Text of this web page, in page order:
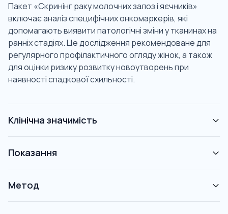
Пакет «Скринінг раку молочних залоз і яєчників»
включає аналіз специфічних онкомаркерів, які
допомагають виявити патологічні зміни у тканинах на
ранніх стадіях. Це дослідження рекомендоване для
регулярного профілактичного огляду жінок, а також
для оцінки ризику розвитку новоутворень при
наявності спадкової схильності.
Клінічна значимість
Показання
Метод